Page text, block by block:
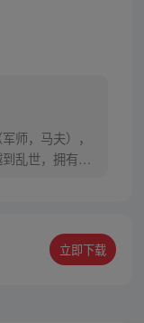
师，马夫），
乱世，拥有一
，宁有种乎！
立即下载